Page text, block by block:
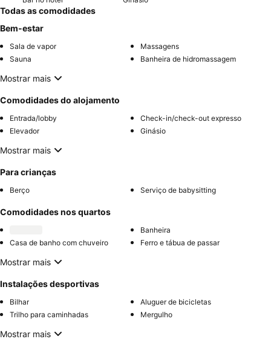
Todas as comodidades
Bem-estar
Sala de vapor
Massagens
Sauna
Banheira de hidromassagem
Mostrar mais
Comodidades do alojamento
Entrada/lobby
Check-in/check-out expresso
Elevador
Ginásio
Mostrar mais
Para crianças
Berço Serviço de babysitting
Comodidades nos quartos
Banheira
Casa de banho com chuveiro
Ferro e tábua de passar
Mostrar mais
Instalações desportivas
Bilhar
Aluguer de bicicletas
Trilho para caminhadas
Mergulho
Mostrar mais